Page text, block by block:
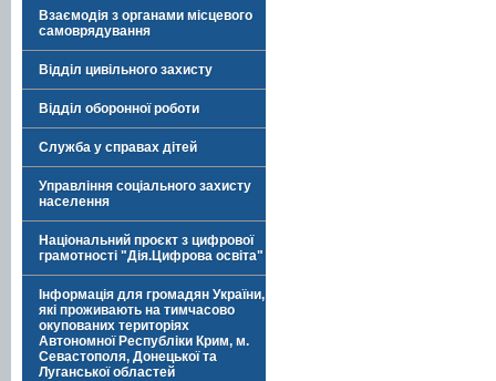
Взаємодія з органами місцевого
самоврядування
Відділ цивільного захисту
Відділ оборонної роботи
Служба у справах дітей
Управління соціального захисту
населення
Національний проєкт з цифрової
грамотності "Дія.Цифрова освіта"
Інформація для громадян України,
які проживають на тимчасово
окупованих територіях
Автономної Республіки Крим, м.
Севастополя, Донецької та
Луганської областей